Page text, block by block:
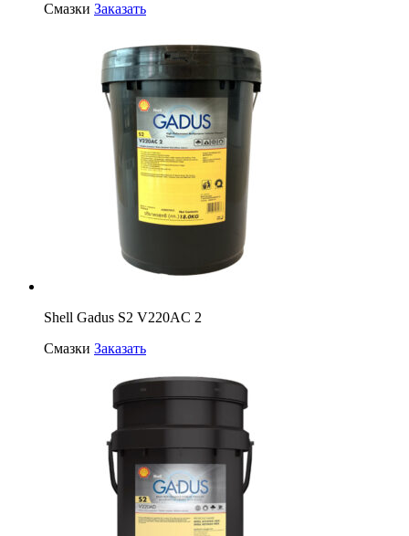
Смазки Заказать
Shell Gadus S2 V220AC 2
Смазки Заказать